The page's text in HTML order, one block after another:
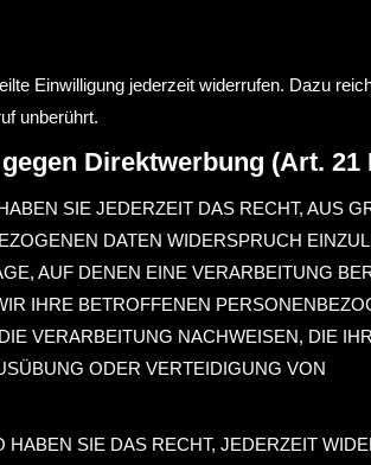
Einwilligung jederzeit widerrufen. Dazu
unberührt.
Direktwerbung (Art. 21
SIE JEDERZEIT DAS RECHT, AUS
DATEN WIDERSPRUCH
AUF DENEN EINE VERARBEITUNG
IHRE BETROFFENEN
VERARBEITUNG NACHWEISEN, DIE
ODER VERTEIDIGUNG VON
SIE DAS RECHT, JEDERZEIT